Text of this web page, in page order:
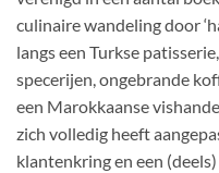
culinaire wandeling door
langs een Turkse
specerijen, ongebrande
een Marokkaanse
zich volledig heeft
klantenkring en een